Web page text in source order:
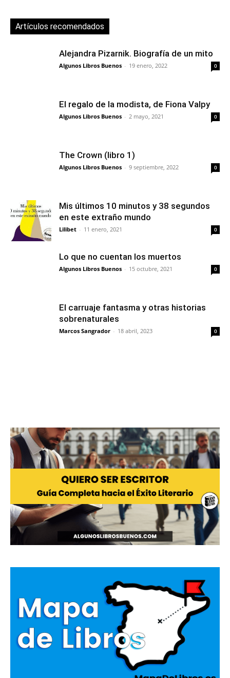
Artículos recomendados
Alejandra Pizarnik. Biografía de un mito
Algunos Libros Buenos - 19 enero, 2022 0
El regalo de la modista, de Fiona Valpy
Algunos Libros Buenos - 2 mayo, 2021 0
The Crown (libro 1)
Algunos Libros Buenos - 9 septiembre, 2022 0
Mis últimos 10 minutos y 38 segundos
en este extraño mundo
Lilibet - 11 enero, 2021 0
Lo que no cuentan los muertos
Algunos Libros Buenos - 15 octubre, 2021 0
El carruaje fantasma y otras historias
sobrenaturales
Marcos Sangrador - 18 abril, 2023 0